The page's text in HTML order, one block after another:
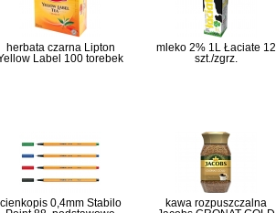
herbata czarna Lipton
Label 100 torebek
mleko 2% 1L Łaciate 12
szt./zgrz.
cienkopis 0,4mm Stabilo
kawa rozpuszczalna